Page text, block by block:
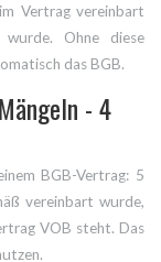
Vertrag vereinbart
Ohne diese
das BGB.
- 4
BGB-Vertrag: 5
vereinbart wurde,
VOB steht. Das